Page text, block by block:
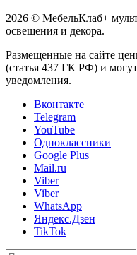
2026 © МебельКлаб+
освещения и декора.
Размещенные на сайте
(статья 437 ГК РФ) и
уведомления.
Вконтакте
Telegram
YouTube
Одноклассники
Google Plus
Mail.ru
Viber
Viber
WhatsApp
Яндекс.Дзен
TikTok